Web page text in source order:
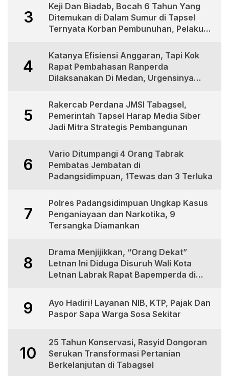
3
Keji Dan Biadab, Bocah 6 Tahun Yang
Ditemukan di Dalam Sumur di Tapsel
Ternyata Korban Pembunuhan, Pelaku
4
Katanya Efisiensi Anggaran, Tapi Kok
Rapat Pembahasan Ranperda
Dilaksanakan Di Medan, Urgensinya
5
Rakercab Perdana JMSI Tabagsel,
Pemerintah Tapsel Harap Media Siber
Jadi Mitra Strategis Pembangunan
6
Vario Ditumpangi 4 Orang Tabrak
Pembatas Jembatan di
Padangsidimpuan, 1Tewas dan 3 Terluka
7
Polres Padangsidimpuan Ungkap Kasus
Penganiayaan dan Narkotika, 9
Tersangka Diamankan
8
Drama Menjijikkan, “Orang Dekat”
Letnan Ini Diduga Disuruh Wali Kota
Letnan Labrak Rapat Bapemperda di
9
Ayo Hadiri! Layanan NIB, KTP, Pajak Dan
Paspor Sapa Warga Sosa Sekitar
10
25 Tahun Konservasi, Rasyid Dongoran
Serukan Transformasi Pertanian
Berkelanjutan di Tabagsel